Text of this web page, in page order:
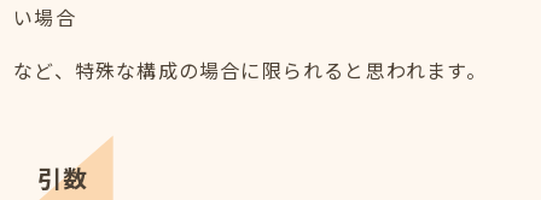
い場合
など、特殊な構成の場合に限られると思われます。
引数